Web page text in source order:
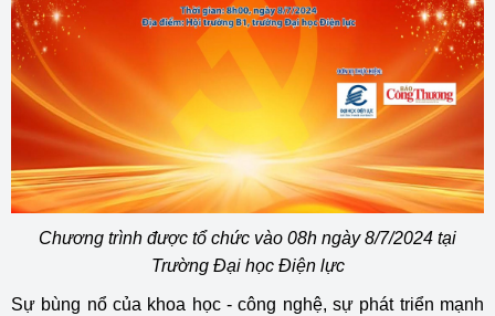
Chương trình được tổ chức vào 08h ngày 8/7/2024 tại
Trường Đại học Điện lực
Sự bùng nổ của khoa học - công nghệ, sự phát triển mạnh